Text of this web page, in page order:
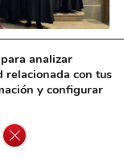
Boluda
de
analizar
relacionada con tus
y configurar
Cerrar el banner de